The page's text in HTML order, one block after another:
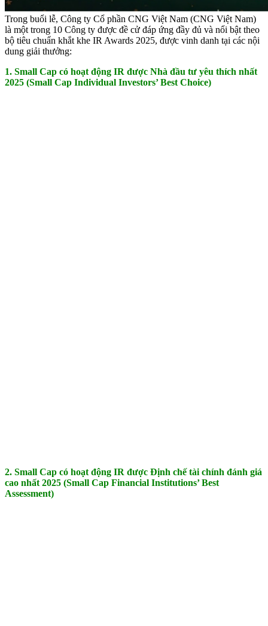
Trong buổi lễ, Công ty Cổ phần CNG Việt Nam (CNG Việt Nam)
là một trong 10 Công ty được đề cử đáp ứng đầy đủ và nổi bật theo
bộ tiêu chuẩn khắt khe IR Awards 2025, được vinh danh tại các nội
dung giải thưởng:
1. Small Cap có hoạt động IR được Nhà đầu tư yêu thích nhất
2025 (Small Cap Individual Investors’ Best Choice)
2. Small Cap có hoạt động IR được Định chế tài chính đánh giá
cao nhất 2025 (Small Cap Financial Institutions’ Best
Assessment)